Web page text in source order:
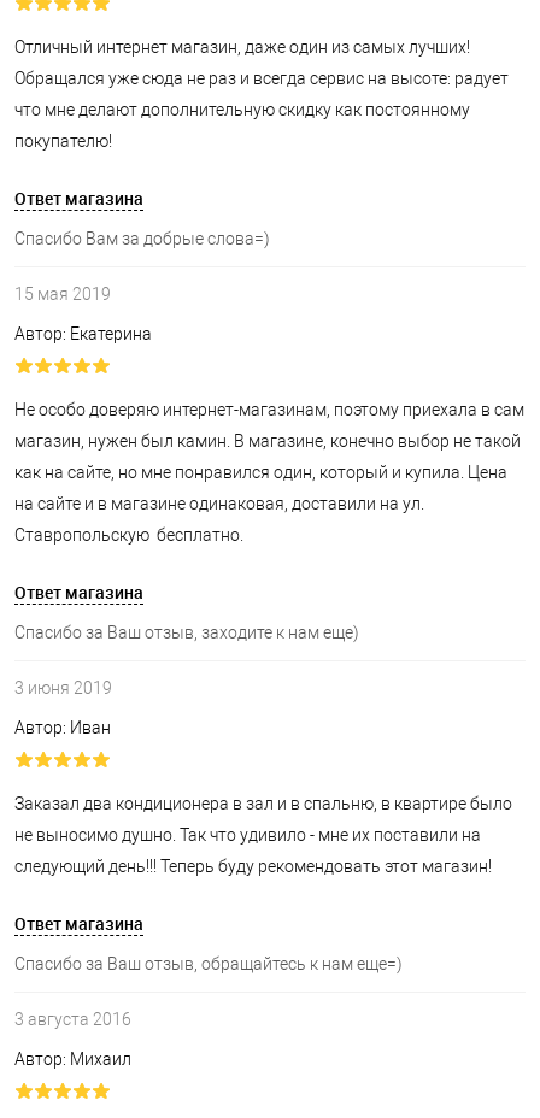
Отличный интернет магазин, даже один из самых лучших!
Обращался уже сюда не раз и всегда сервис на высоте: радует
что мне делают дополнительную скидку как постоянному
покупателю!
Ответ магазина
Спасибо Вам за добрые слова=)
15 мая 2019
Автор: Екатерина
Не особо доверяю интернет-магазинам, поэтому приехала в сам
магазин, нужен был камин. В магазине, конечно выбор не такой
как на сайте, но мне понравился один, который и купила. Цена
на сайте и в магазине одинаковая, доставили на ул.
Ставропольскую бесплатно.
Ответ магазина
Спасибо за Ваш отзыв, заходите к нам еще)
3 июня 2019
Автор: Иван
Заказал два кондиционера в зал и в спальню, в квартире было
не выносимо душно. Так что удивило - мне их поставили на
следующий день!!! Теперь буду рекомендовать этот магазин!
Ответ магазина
Спасибо за Ваш отзыв, обращайтесь к нам еще=)
3 августа 2016
Автор: Михаил